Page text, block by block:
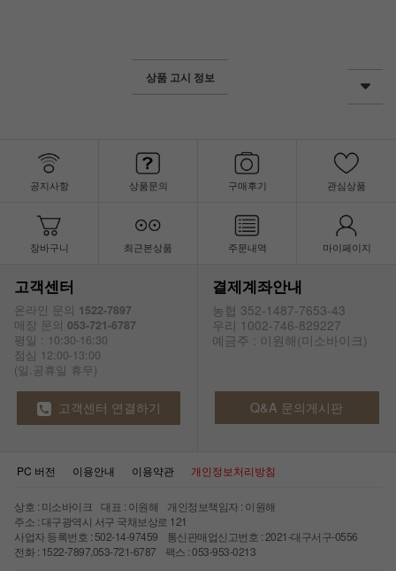
상품 고시 정보
공지사항 상품문의 구매후기 관심상품
장바구니 최근본상품 주문내역 마이페이지
고객센터
온라인 문의 1522-7897
매장 문의 053-721-6787
평일 : 10:30-16:30
점심 12:00-13:00
(일.공휴일 휴무)
결제계좌안내
농협 352-1487-7653-43
우리 1002-746-829227
예금주 : 이원해(미소바이크)
고객센터 연결하기 Q&A 문의게시판
PC 버전 이용안내 이용약관 개인정보처리방침
상호 : 미소바이크 대표 : 이원해 개인정보책임자 : 이원해
주소 : 대구광역시 서구 국채보상로 121
사업자 등록번호 : 502-14-97459 통신판매업신고번호 : 2021-대구서구-0556
전화 : 1522-7897,053-721-6787 팩스 : 053-953-0213